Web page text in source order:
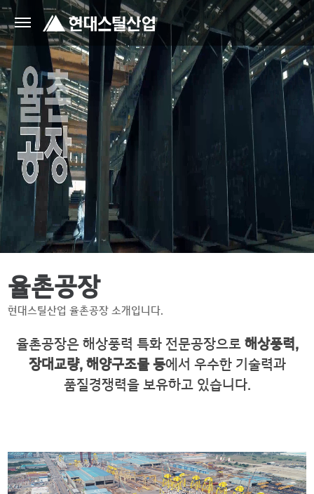
율촌공장
현대스틸산업 율촌공장 소개입니다.
율촌공장은 해상풍력 특화 전문공장으로 해상풍력,
장대교량, 해양구조물 등에서 우수한 기술력과
품질경쟁력을 보유하고 있습니다.